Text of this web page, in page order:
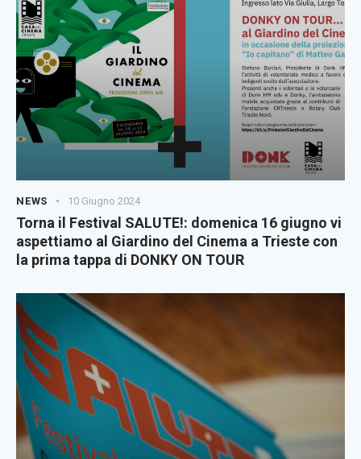
NEWS 10 Giugno 2024
Torna il Festival SALUTE!: domenica 16 giugno vi
aspettiamo al Giardino del Cinema a Trieste con
la prima tappa di DONKY ON TOUR